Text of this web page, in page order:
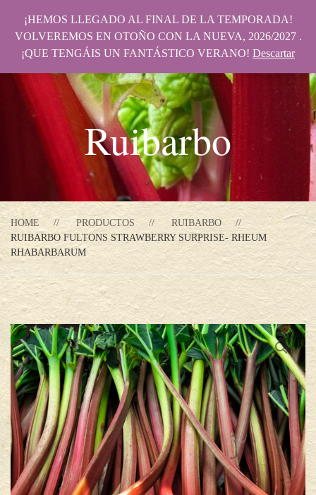
Ruibarbo
HOME PRODUCTOS
RUIBARBO
RUIBARBO FULTONS STRAWBERRY SURPRISE- RHEUM
RHABARBARUM
¡HEMOS LLEGADO AL FINAL DE LA TEMPORADA!
VOLVEREMOS EN OTOÑO CON LA NUEVA, 2026/2027 .
¡QUE TENGÁIS UN FANTÁSTICO VERANO! Descartar